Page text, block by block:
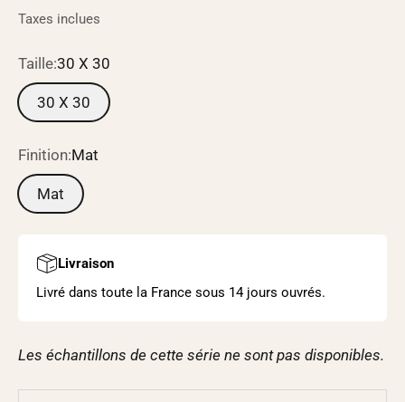
Taxes inclues
Taille:30 X 30
30 X 30
Finition:Mat
Mat
Livraison
Livré dans toute la France sous 14 jours ouvrés.
Les échantillons de cette série ne sont pas disponibles.